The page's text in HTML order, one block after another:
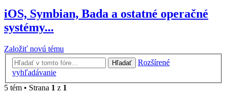
iOS, Symbian, Bada a ostatné operačné
systémy...
Založiť novú tému
Hľadať
Rozšírené
vyhľadávanie
5 tém • Strana 1 z 1